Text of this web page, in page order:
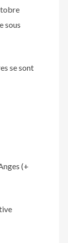
sous
se sont
(+